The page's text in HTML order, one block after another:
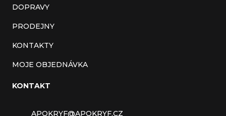
DOPRAVY
PRODEJNY
KONTAKTY
MOJE OBJEDNÁVKA
KONTAKT
APOKRYF@APOKRYF.CZ